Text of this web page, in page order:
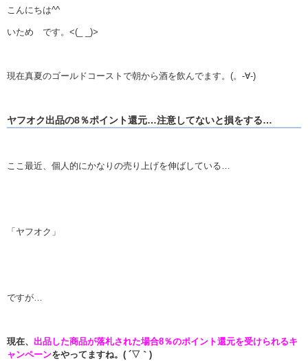
こんにちは^^
いため です。<(_ _)>
現在真夏のゴールドコーストで朝から酒を飲んでます。(。-∀-)
ヤフオク出品の8％ポイント還元…注意してないと損をする…
ここ最近、個人的にかなりの売り上げを伸ばしている…
「ヤフオク」
ですが…
現在、 出品した商品が落札された場合8％のポイント還元を受けられるキ
ャンペーンをやってますね。( ´▽｀)